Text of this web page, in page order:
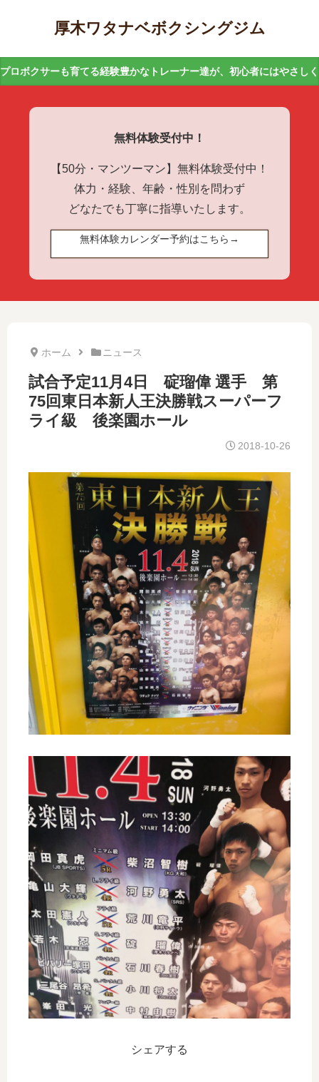
厚木ワタナベボクシングジム
プロボクサーも育てる経験豊かなトレーナー達が、初心者にはやさし
無料体験受付中！
【50分・マンツーマン】無料体験受付中！
体力・経験、年齢・性別を問わず
どなたでも丁寧に指導いたします。
無料体験カレンダー予約はこちら→
ホーム ニュース
試合予定11月4日 碇瑠偉 選手 第
75回東日本新人王決勝戦スーパーフ
ライ級 後楽園ホール
2018-10-26
シェアする